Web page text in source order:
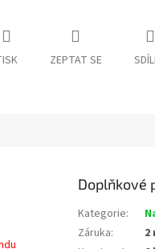
ZEPTAT SE
Doplňkové
Kategorie:
Záruka:
2